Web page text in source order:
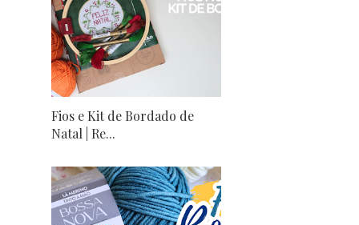
Fios e Kit de Bordado de
Natal | Re...